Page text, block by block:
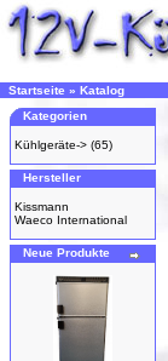
Startseite » Katalog
Kategorien
Kühlgeräte-> (65)
Hersteller
Kissmann
Waeco International
Neue Produkte